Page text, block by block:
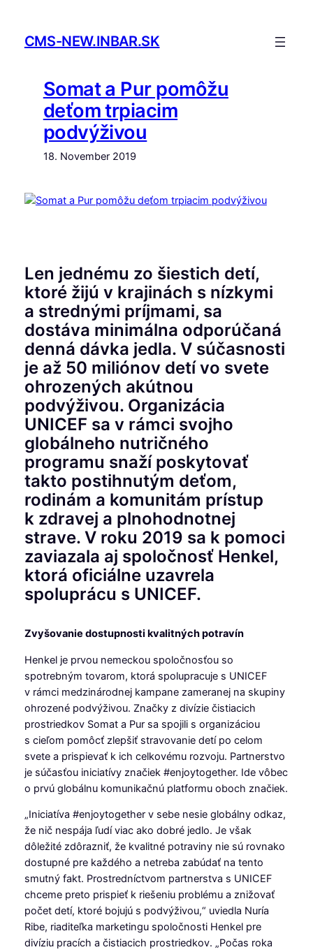
contentCMS-NEW.INBAR.SK
Somat a Pur pomôžu
deťom trpiacim
podvýživou
18. November 2019
Len jednému zo šiestich detí,
ktoré žijú v krajinách s nízkymi
a strednými príjmami, sa
dostáva minimálna odporúčaná
denná dávka jedla. V súčasnosti
je až 50 miliónov detí vo svete
ohrozených akútnou
podvýživou. Organizácia
UNICEF sa v rámci svojho
globálneho nutričného
programu snaží poskytovať
takto postihnutým deťom,
rodinám a komunitám prístup
k zdravej a plnohodnotnej
strave. V roku 2019 sa k pomoci
zaviazala aj spoločnosť Henkel,
ktorá oficiálne uzavrela
spoluprácu s UNICEF.
Zvyšovanie dostupnosti kvalitných potravín
Henkel je prvou nemeckou spoločnosťou so
spotrebným tovarom, ktorá spolupracuje s UNICEF
v rámci medzinárodnej kampane zameranej na skupiny
ohrozené podvýživou. Značky z divízie čistiacich
prostriedkov Somat a Pur sa spojili s organizáciou
s cieľom pomôcť zlepšiť stravovanie detí po celom
svete a prispievať k ich celkovému rozvoju. Partnerstvo
je súčasťou iniciatívy značiek #enjoytogether. Ide vôbec
o prvú globálnu komunikačnú platformu oboch značiek.
„Iniciatíva #enjoytogether v sebe nesie globálny odkaz,
že nič nespája ľudí viac ako dobré jedlo. Je však
dôležité zdôrazniť, že kvalitné potraviny nie sú rovnako
dostupné pre každého a netreba zabúdať na tento
smutný fakt. Prostredníctvom partnerstva s UNICEF
chceme preto prispieť k riešeniu problému a znižovať
počet detí, ktoré bojujú s podvýživou,“ uviedla Nuría
Ribe, riaditeľka marketingu spoločnosti Henkel pre
divíziu pracích a čistiacich prostriedkov. „Počas roka